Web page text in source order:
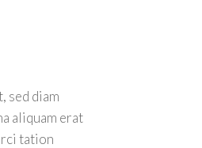
sed diam
aliquam erat
tation